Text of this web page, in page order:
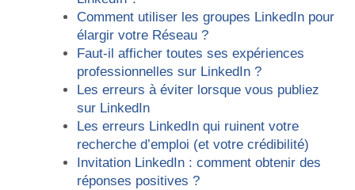
Comment utiliser les groupes LinkedIn pour
élargir votre Réseau ?
Faut-il afficher toutes ses expériences
professionnelles sur LinkedIn ?
Les erreurs à éviter lorsque vous publiez
sur LinkedIn
Les erreurs LinkedIn qui ruinent votre
recherche d’emploi (et votre crédibilité)
Invitation LinkedIn : comment obtenir des
réponses positives ?